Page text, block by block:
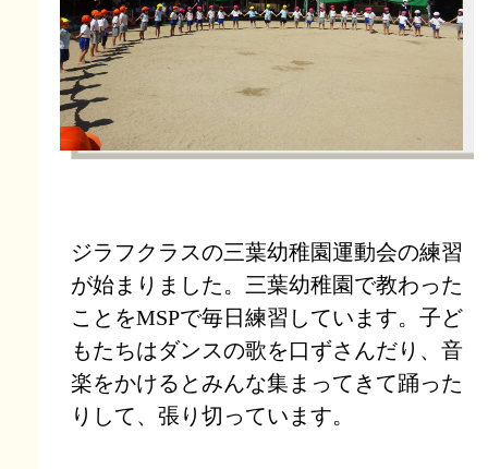
ジラフクラスの三葉幼稚園運動会の練習
が始まりました。三葉幼稚園で教わった
ことをMSPで毎日練習しています。子ど
もたちはダンスの歌を口ずさんだり、音
楽をかけるとみんな集まってきて踊った
りして、張り切っています。